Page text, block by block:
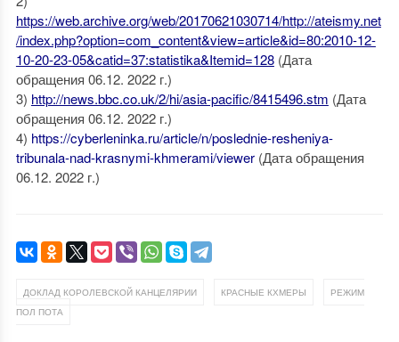
https://web.archive.org/web/20170621030714/http://ateismy.net
/index.php?option=com_content&view=article&id=80:2010-12-
10-20-23-05&catid=37:statistika&Itemid=128(Дата
обращения 06.12. 2022 г.)
3) http://news.bbc.co.uk/2/hi/asia-pacific/8415496.stm (Дата
обращения 06.12. 2022 г.)
4) https://cyberleninka.ru/article/n/poslednie-resheniya-
tribunala-nad-krasnymi-khmerami/viewer(Дата обращения
06.12. 2022 г.)
ДОКЛАД КОРОЛЕВСКОЙ КАНЦЕЛЯРИИ КРАСНЫЕ КХМЕРЫ
РЕЖИМ
ПОЛ ПОТА